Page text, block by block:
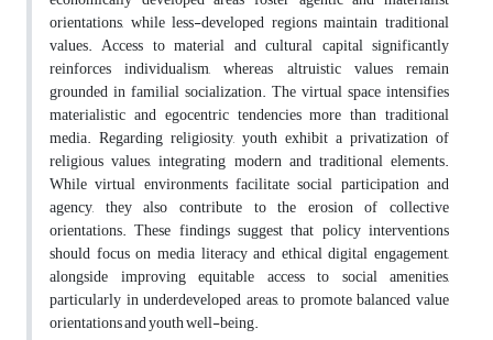
orientations, while less-developed regions maintain traditional
values. Access to material and cultural capital significantly
reinforces individualism, whereas altruistic values remain
grounded in familial socialization. The virtual space intensifies
materialistic and egocentric tendencies more than traditional
media. Regarding religiosity, youth exhibit a privatization of
religious values, integrating modern and traditional elements.
While virtual environments facilitate social participation and
agency, they also contribute to the erosion of collective
orientations. These findings suggest that policy interventions
should focus on media literacy and ethical digital engagement,
alongside improving equitable access to social amenities,
particularly in underdeveloped areas, to promote balanced value
orientations and youth well-being.